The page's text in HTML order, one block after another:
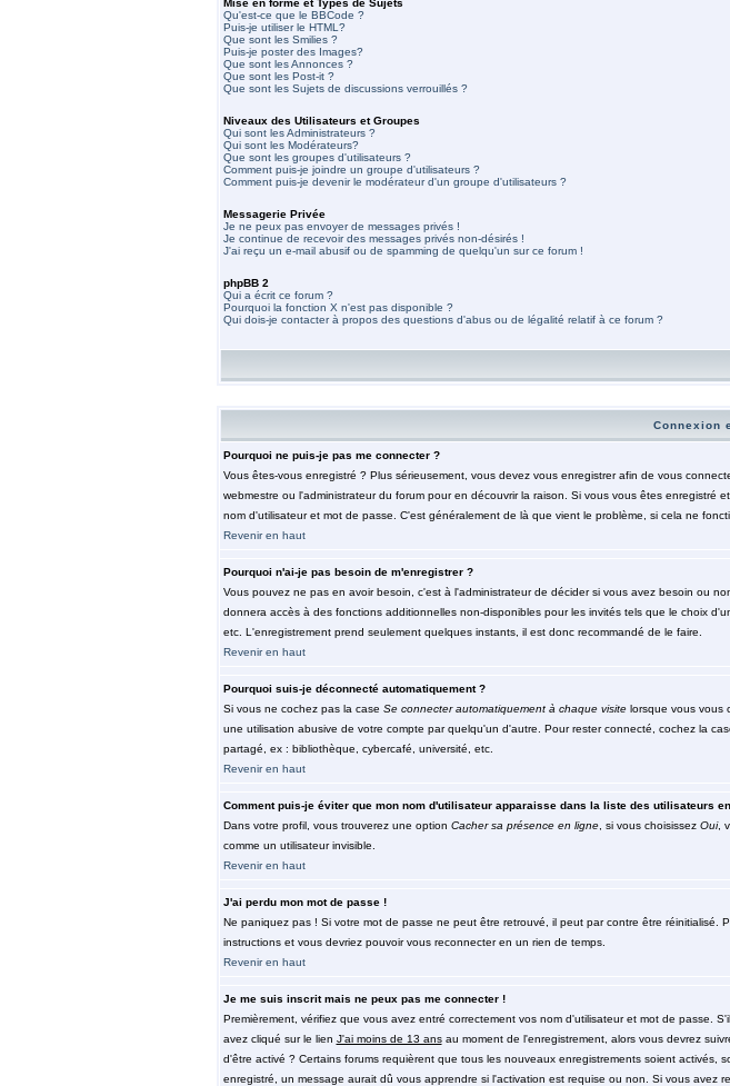
Mise en forme et Types de Sujets
Qu'est-ce que le BBCode ?
Puis-je utiliser le HTML?
Que sont les Smilies ?
Puis-je poster des Images?
Que sont les Annonces ?
Que sont les Post-it ?
Que sont les Sujets de discussions verrouillés ?
Niveaux des Utilisateurs et Groupes
Qui sont les Administrateurs ?
Qui sont les Modérateurs?
Que sont les groupes d'utilisateurs ?
Comment puis-je joindre un groupe d'utilisateurs ?
Comment puis-je devenir le modérateur d'un groupe d'utilisateurs ?
Messagerie Privée
Je ne peux pas envoyer de messages privés !
Je continue de recevoir des messages privés non-désirés !
J'ai reçu un e-mail abusif ou de spamming de quelqu'un sur ce forum !
phpBB 2
Qui a écrit ce forum ?
Pourquoi la fonction X n'est pas disponible ?
Qui dois-je contacter à propos des questions d'abus ou de légalité relatif à ce forum ?
Connexion
Pourquoi ne puis-je pas me connecter ?
Vous êtes-vous enregistré ? Plus sérieusement, vous devez vous enregistrer afin de vous
webmestre ou l'administrateur du forum pour en découvrir la raison. Si vous vous êtes
nom d'utilisateur et mot de passe. C'est généralement de là que vient le problème, si cela ne
Revenir en haut
Pourquoi n'ai-je pas besoin de m'enregistrer ?
Vous pouvez ne pas en avoir besoin, c'est à l'administrateur de décider si vous avez besoin ou
donnera accès à des fonctions additionnelles non-disponibles pour les invités tels que le choix
etc. L'enregistrement prend seulement quelques instants, il est donc recommandé de le faire.
Revenir en haut
Pourquoi suis-je déconnecté automatiquement ?
Si vous ne cochez pas la case Se connecter automatiquement à chaque visitelorsque vous vous
une utilisation abusive de votre compte par quelqu'un d'autre. Pour rester connecté, cochez la
partagé, ex : bibliothèque, cybercafé, université, etc.
Revenir en haut
Comment puis-je éviter que mon nom d'utilisateur apparaisse dans la liste des utilisateurs
Dans votre profil, vous trouverez une option Cacher sa présence en ligne, si vous choisissez Oui,
comme un utilisateur invisible.
Revenir en haut
J'ai perdu mon mot de passe !
Ne paniquez pas ! Si votre mot de passe ne peut être retrouvé, il peut par contre être réinitialisé.
instructions et vous devriez pouvoir vous reconnecter en un rien de temps.
Revenir en haut
Je me suis inscrit mais ne peux pas me connecter !
Premièrement, vérifiez que vous avez entré correctement vos nom d'utilisateur et mot de passe.
avez cliqué sur le lien J'ai moins de 13 ansau moment de l'enregistrement, alors vous devrez
d'être activé ? Certains forums requièrent que tous les nouveaux enregistrements soient
enregistré, un message aurait dû vous apprendre si l'activation est requise ou non. Si vous avez